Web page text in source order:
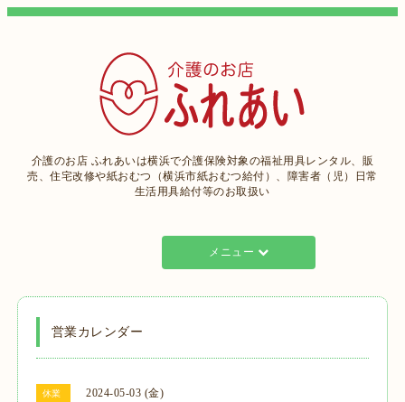
介護のお店 ふれあいは横浜で介護保険対象の福祉用具レンタル、販
売、住宅改修や紙おむつ（横浜市紙おむつ給付）、障害者（児）日常
生活用具給付等のお取扱い
メニュー
営業カレンダー
休業 2024-05-03 (金)